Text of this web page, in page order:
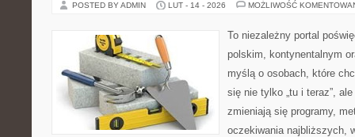
POSTED BY ADMIN LUT - 14 - 2026 MOŻLIWOŚĆ
To niezależny portal
polskim, kontynentalnym
myślą o osobach, które
się nie tylko „tu i teraz”,
zmieniają się programy,
oczekiwania najbliższych,